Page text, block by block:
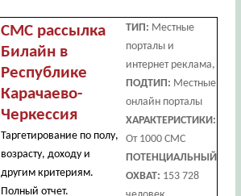
СМС рассылка
Билайн в
Республике
Карачаево-
Черкессия
Таргетирование по полу,
возрасту, доходу и
другим критериям.
Полный отчет.
ТИП: Местные
порталы и
интернет реклама,
ПОДТИП: Местные
онлайн порталы
ХАРАКТЕРИСТИКИ:
От 1000 СМС
ПОТЕНЦИАЛЬНЫЙ
ОХВАТ: 153 728